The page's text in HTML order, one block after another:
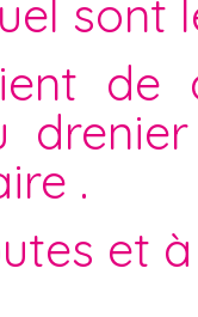
sont
de
.
et